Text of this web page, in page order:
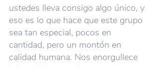
ustedes lleva consigo algo único, y
eso es lo que hace que este grupo
sea tan especial, pocos en
cantidad, pero un montón en
calidad humana. Nos enorgullece